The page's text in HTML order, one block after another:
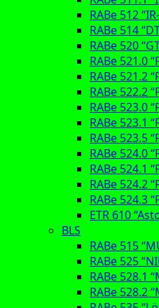
RABe 512
RABe 514
RABe 520
RABe 521.0
RABe 521.2
RABe 522.2
RABe 523.0
RABe 523.1
RABe 523.5
RABe 524.0
RABe 524.1
RABe 524.2
RABe 524.3
ETR 610
BLS
RABe 515
RABe 525
RABe 528.1
RABe 528.2